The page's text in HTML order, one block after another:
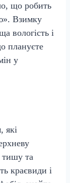
що робить
Взимку
вологість і
плануєте
у
які
тишу та
краєвиди і